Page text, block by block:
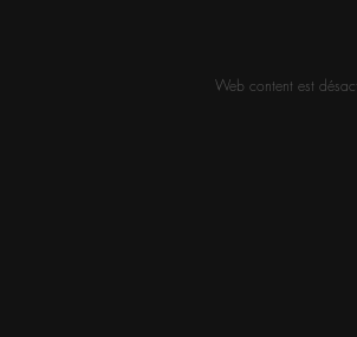
Web content est